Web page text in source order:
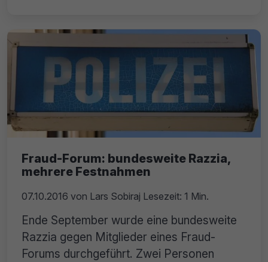
Fraud-Forum: bundesweite Razzia,
mehrere Festnahmen
07.10.2016 von Lars Sobiraj Lesezeit: 1 Min.
Ende September wurde eine bundesweite
Razzia gegen Mitglieder eines Fraud-
Forums durchgeführt. Zwei Personen